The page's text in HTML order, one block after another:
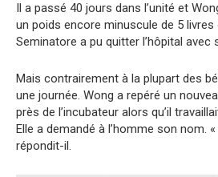
Il a passé 40 jours dans l’unité et
un poids encore minuscule de 5 livres
Seminatore a pu quitter l’hôpital avec
Mais contrairement à la plupart des
une journée. Wong a repéré un
près de l’incubateur alors qu’il
Elle a demandé à l’homme son nom.
répondit-il.